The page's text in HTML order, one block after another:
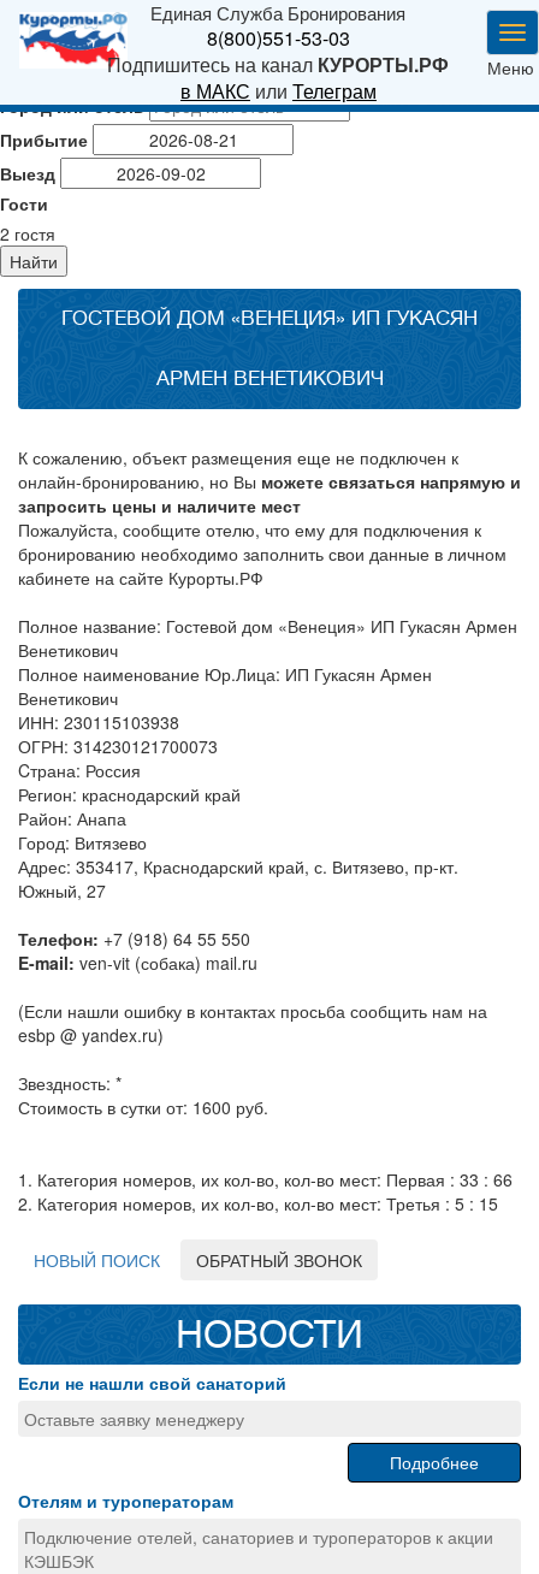
Единая Служба Бронирования
8(800)551-53-03
Подпишитесь на канал КУРОРТЫ.РФ
в МАКС или Телеграм
Меню
Город или отель
Прибытие
Выезд
Гости
2 гостя
Найти
ГОСТЕВОЙ ДОМ «ВЕНЕЦИЯ» ИП ГУКАСЯН
АРМЕН ВЕНЕТИКОВИЧ
К сожалению, объект размещения еще не подключен к
онлайн-бронированию, но Вы можете связаться напрямую и
запросить цены и наличите мест
Пожалуйста, сообщите отелю, что ему для подключения к
бронированию необходимо заполнить свои данные в личном
кабинете на сайте Курорты.РФ
Полное название: Гостевой дом «Венеция» ИП Гукасян Армен
Венетикович
Полное наименование Юр.Лица: ИП Гукасян Армен
Венетикович
ИНН: 230115103938
ОГРН: 314230121700073
Cтрана: Россия
Регион: краснодарский край
Район: Анапа
Город: Витязево
Адрес: 353417, Краснодарский край, с. Витязево, пр-кт.
Южный, 27
Телефон: +7 (918) 64 55 550
E-mail: ven-vit (собака) mail.ru
(Если нашли ошибку в контактах просьба сообщить нам на
esbp @ yandex.ru)
Звездность: *
Стоимость в сутки от: 1600 руб.
1. Категория номеров, их кол-во, кол-во мест: Первая : 33 : 66
2. Категория номеров, их кол-во, кол-во мест: Третья : 5 : 15
НОВЫЙ ПОИСК ОБРАТНЫЙ ЗВОНОК
НОВОСТИ
Если не нашли свой санаторий
Оставьте заявку менеджеру
Подробнее
Отелям и туроператорам
Подключение отелей, санаториев и туроператоров к акции
КЭШБЭК